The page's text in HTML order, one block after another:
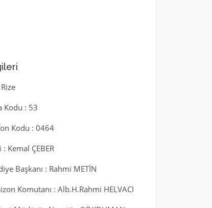
Kodu : 53
Kodu : 0464
: Kemal ÇEBER
Başkanı : Rahmi METİN
Komutanı : Alb.H.Rahmi HELVACI